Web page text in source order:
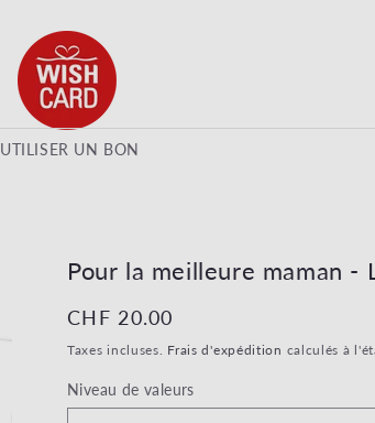
UTILISER UN BON
Pour la meilleure maman -
Prix habituel
CHF 20.00
Taxes incluses. Frais d'expédition calculés à
Niveau de valeurs